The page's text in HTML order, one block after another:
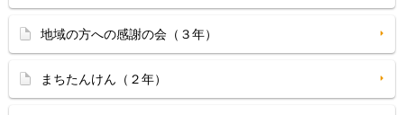
地域の方への感謝の会（３年）
まちたんけん（２年）